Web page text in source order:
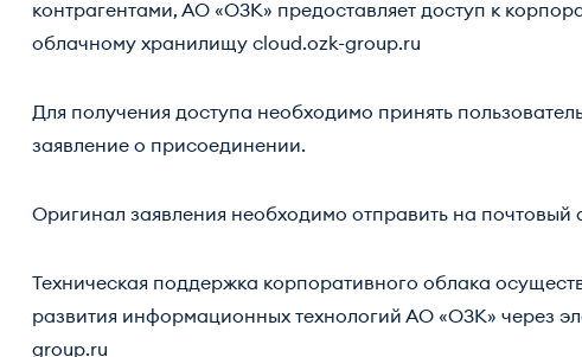
контрагентами, АО «ОЗК» предоставляет доступ к
облачному хранилищу cloud.ozk-group.ru
Для получения доступа необходимо принять
заявление о присоединении.
Оригинал заявления необходимо отправить на почтовый
Техническая поддержка корпоративного облака
развития информационных технологий АО «ОЗК» через
group.ru